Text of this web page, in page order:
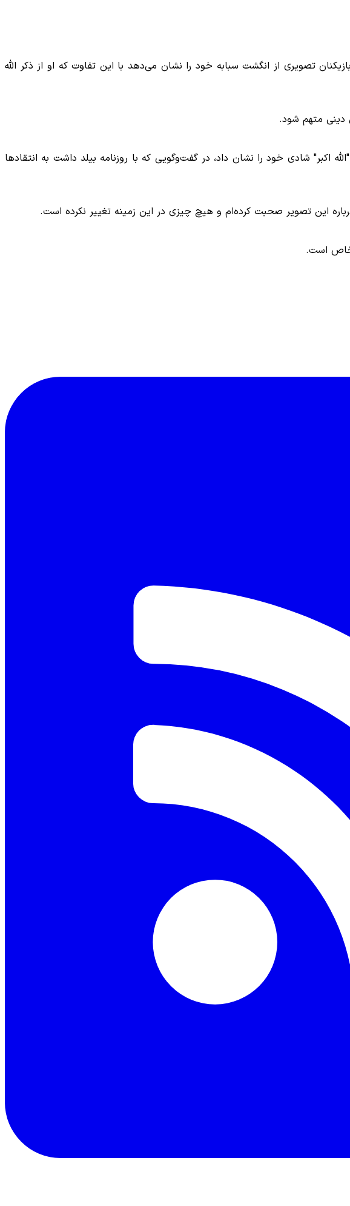
تبلیغ یورو ۲۰۲۴ می‌گیرد. رودیگر مانند بسیاری از بازیکنان تصویری از انگشت سبابه خود را نشان می‌دهد با این تفاوت که او از ذکر الله
دینی متهم شود.
اکبر" شادی خود را نشان داد، در گفت‌وگویی که با روزنامه بیلد داشت به انتقاد‌ها
خاص است.